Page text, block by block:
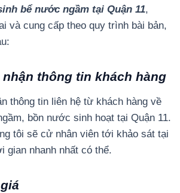
bể nước ngầm tại Quận 11,
và cung cấp theo quy trình bài bản,
thông tin khách hàng
thông tin liên hệ từ khách hàng về
bồn nước sinh hoạt tại Quận 11.
tôi sẽ cử nhân viên tới khảo sát tại
gian nhanh nhất có thể.